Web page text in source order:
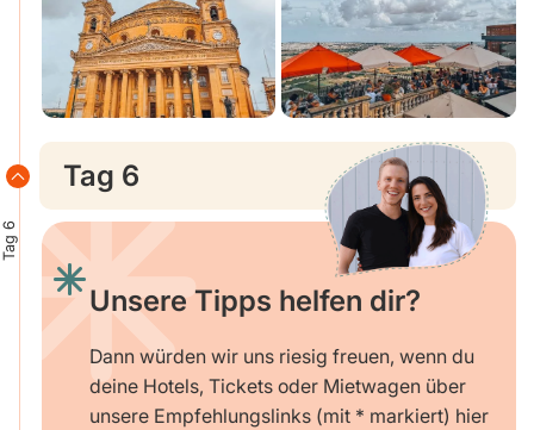
Tag 6
Tag 6
Unsere Tipps helfen dir?
Dann würden wir uns riesig freuen, wenn du
deine Hotels, Tickets oder Mietwagen über
unsere Empfehlungslinks (mit * markiert) hier